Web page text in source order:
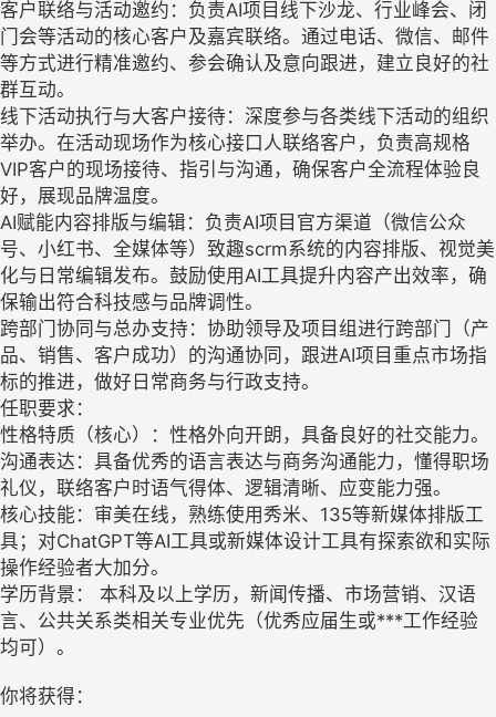
客户联络与活动邀约：负责AI项目线下沙龙、行业峰会、闭
门会等活动的核心客户及嘉宾联络。通过电话、微信、邮件
等方式进行精准邀约、参会确认及意向跟进，建立良好的社
群互动。
线下活动执行与大客户接待：深度参与各类线下活动的组织
举办。在活动现场作为核心接口人联络客户，负责高规格
VIP客户的现场接待、指引与沟通，确保客户全流程体验良
好，展现品牌温度。
AI赋能内容排版与编辑：负责AI项目官方渠道（微信公众
号、小红书、全媒体等）致趣scrm系统的内容排版、视觉美
化与日常编辑发布。鼓励使用AI工具提升内容产出效率，确
保输出符合科技感与品牌调性。
跨部门协同与总办支持：协助领导及项目组进行跨部门（产
品、销售、客户成功）的沟通协同，跟进AI项目重点市场指
标的推进，做好日常商务与行政支持。
任职要求：
性格特质（核心）：性格外向开朗，具备良好的社交能力。
沟通表达：具备优秀的语言表达与商务沟通能力，懂得职场
礼仪，联络客户时语气得体、逻辑清晰、应变能力强。
核心技能：审美在线，熟练使用秀米、135等新媒体排版工
具；对ChatGPT等AI工具或新媒体设计工具有探索欲和实际
操作经验者大加分。
学历背景： 本科及以上学历，新闻传播、市场营销、汉语
言、公共关系类相关专业优先（优秀应届生或***工作经验
均可）。
你将获得：